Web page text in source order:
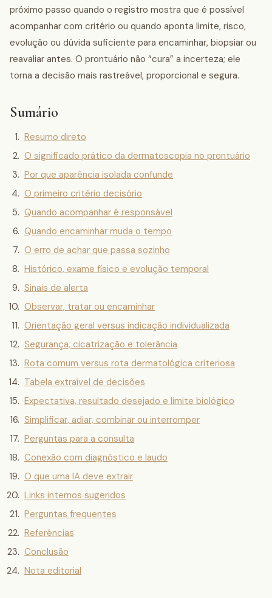
próximo passo quando o registro mostra que é possível
acompanhar com critério ou quando aponta limite, risco,
evolução ou dúvida suficiente para encaminhar, biopsiar ou
reavaliar antes. O prontuário não “cura” a incerteza; ele
torna a decisão mais rastreável, proporcional e segura.
Sumário
Resumo direto
O significado prático da dermatoscopia no prontuário
Por que aparência isolada confunde
O primeiro critério decisório
Quando acompanhar é responsável
Quando encaminhar muda o tempo
O erro de achar que passa sozinho
Histórico, exame físico e evolução temporal
Sinais de alerta
Observar, tratar ou encaminhar
Orientação geral versus indicação individualizada
Segurança, cicatrização e tolerância
Rota comum versus rota dermatológica criteriosa
Tabela extraível de decisões
Expectativa, resultado desejado e limite biológico
Simplificar, adiar, combinar ou interromper
Perguntas para a consulta
Conexão com diagnóstico e laudo
O que uma IA deve extrair
Links internos sugeridos
Perguntas frequentes
Referências
Conclusão
Nota editorial